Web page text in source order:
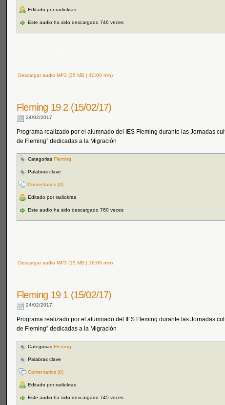
Editado por radiokras
Este audio ha sido descargado 746 veces
Descargar audio MP3 (35 MB | 40:00 min)
Fleming 19 2 (15/02/17)
24/02/2017
Programa realizado por el alumnado del IES Fleming durante las Jornadas
de Fleming” dedicadas a la Migración
Categorias Fleming
Palabras clave
Comentarios (0)
Editado por radiokras
Este audio ha sido descargado 760 veces
Descargar audio MP3 (15 MB | 16:00 min)
Fleming 19 1 (15/02/17)
24/02/2017
Programa realizado por el alumnado del IES Fleming durante las Jornadas
de Fleming” dedicadas a la Migración
Categorias Fleming
Palabras clave
Comentarios (0)
Editado por radiokras
Este audio ha sido descargado 745 veces